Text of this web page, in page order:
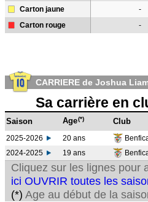
Carton jaune -
Carton rouge -
CARRIERE de Joshua
Sa carrière en
Saison Age(*) Club
2025-2026 20 ans
2024-2025
19 ans
Cliquez sur les lignes pour
ici OUVRIR toutes les
(*) Age au début de la